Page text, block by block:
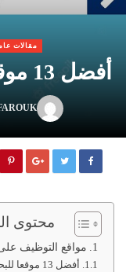
مقالات
أفضل 13 موقع توظيف من Allmedia
محتوى
مواقع التوظيف
أفضل 13 موقعا للبحث عن وظيفة